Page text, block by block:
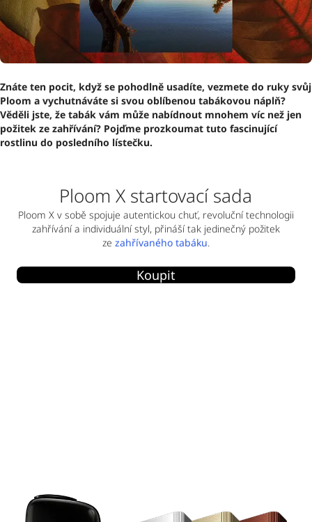
Znáte ten pocit, když se pohodlně usadíte, vezmete do ruky svůj
Ploom a vychutnáváte si svou oblíbenou tabákovou náplň?
Věděli jste, že tabák vám může nabídnout mnohem víc než jen
požitek ze zahřívání? Pojďme prozkoumat tuto fascinující
rostlinu do posledního lístečku.
Ploom X startovací sada
Ploom X v sobě spojuje autentickou chuť, revoluční technologii
zahřívání a individuální styl, přináší tak jedinečný požitek
ze zahřívaného tabáku.
Koupit